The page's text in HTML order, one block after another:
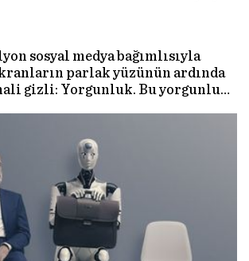
sosyal medya bağımlısıyla
parlak yüzünün ardında
gizli: Yorgunluk. Bu yorgunluk,
devlerinin dokunulmaz sanılan
ama derinden sarsıyor.